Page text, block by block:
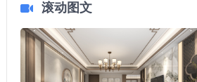
滚动图文